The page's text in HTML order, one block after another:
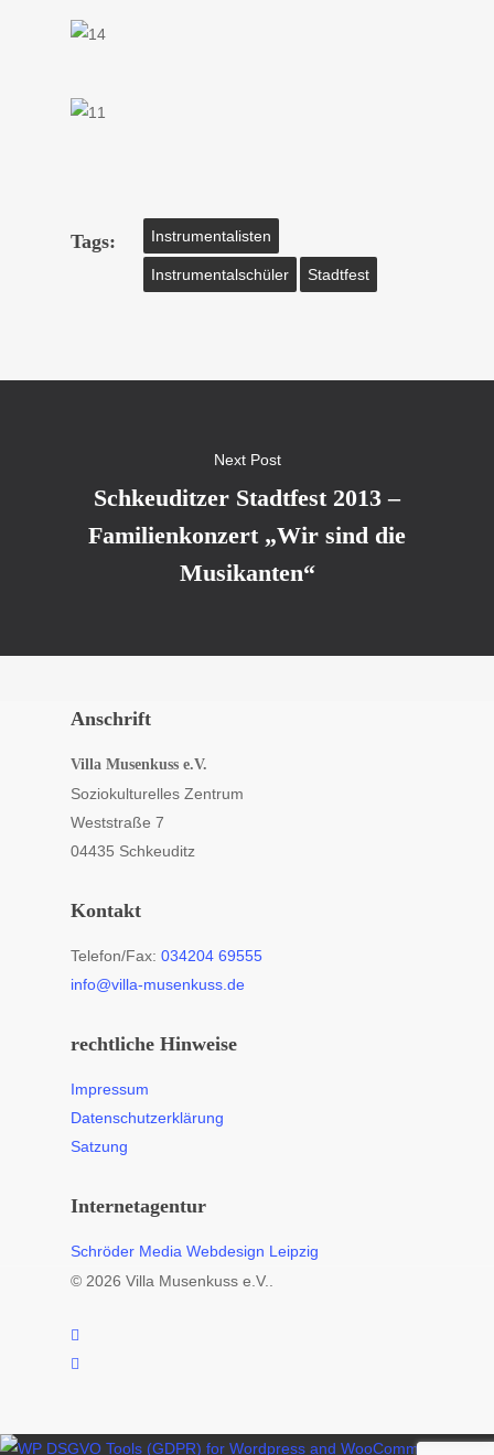
Tags: Instrumentalisten
Instrumentalschüler Stadtfest
Next Post
Schkeuditzer Stadtfest 2013 –
Familienkonzert „Wir sind die
Musikanten“
Anschrift
Villa Musenkuss e.V.
Soziokulturelles Zentrum
Weststraße 7
04435 Schkeuditz
Kontakt
Telefon/Fax: 034204 69555
info@villa-musenkuss.de
rechtliche Hinweise
Impressum
Datenschutzerklärung
Satzung
Internetagentur
Schröder Media Webdesign Leipzig
© 2026 Villa Musenkuss e.V..
facebook
instagram